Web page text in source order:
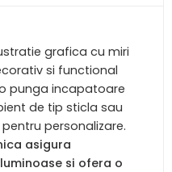
grafica cu miri
si functional
punga incapatoare
de tip sticla sau
personalizare.
asigura
si ofera o